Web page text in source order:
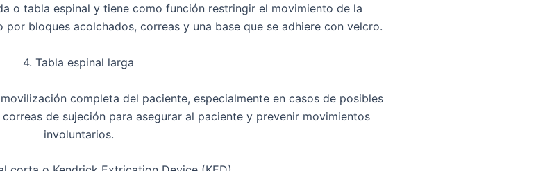
o tabla espinal y tiene como función restringir el movimiento de la
bloques acolchados, correas y una base que se adhiere con velcro.
4. Tabla espinal larga
completa del paciente, especialmente en casos de posibles
de sujeción para asegurar al paciente y prevenir movimientos
involuntarios.